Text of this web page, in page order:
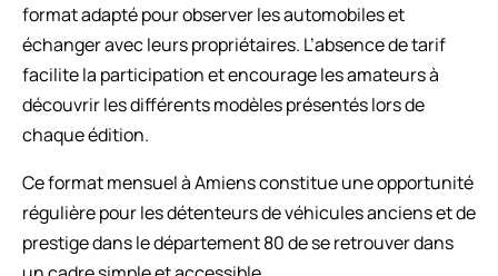
format adapté pour observer les automobiles et
échanger avec leurs propriétaires. L’absence de tarif
facilite la participation et encourage les amateurs à
découvrir les différents modèles présentés lors de
chaque édition.
Ce format mensuel à Amiens constitue une opportunité
régulière pour les détenteurs de véhicules anciens et de
prestige dans le département 80 de se retrouver dans